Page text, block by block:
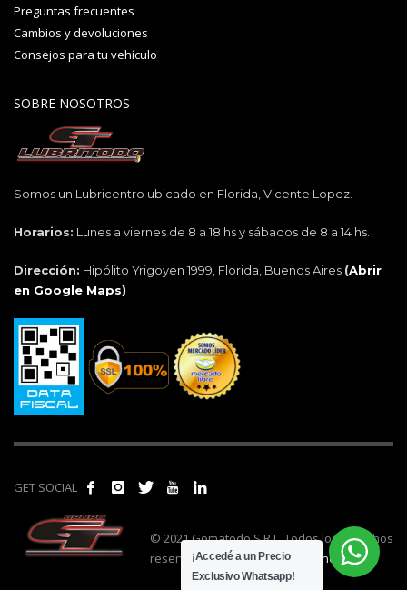
Preguntas frecuentes
Cambios y devoluciones
Consejos para tu vehículo
SOBRE NOSOTROS
Somos un Lubricentro ubicado en Florida, Vicente Lopez.
Horarios: Lunes a viernes de 8 a 18 hs y sábados de 8 a 14 hs.
Dirección: Hipólito Yrigoyen 1999, Florida, Buenos Aires (Abrir
en Google Maps)
GET SOCIAL
© 2021 Gomatodo S.R.L. Todos los derechos
reservados. | Realizado por
cónclave.
¡Accedé a un Precio
Exclusivo Whatsapp!